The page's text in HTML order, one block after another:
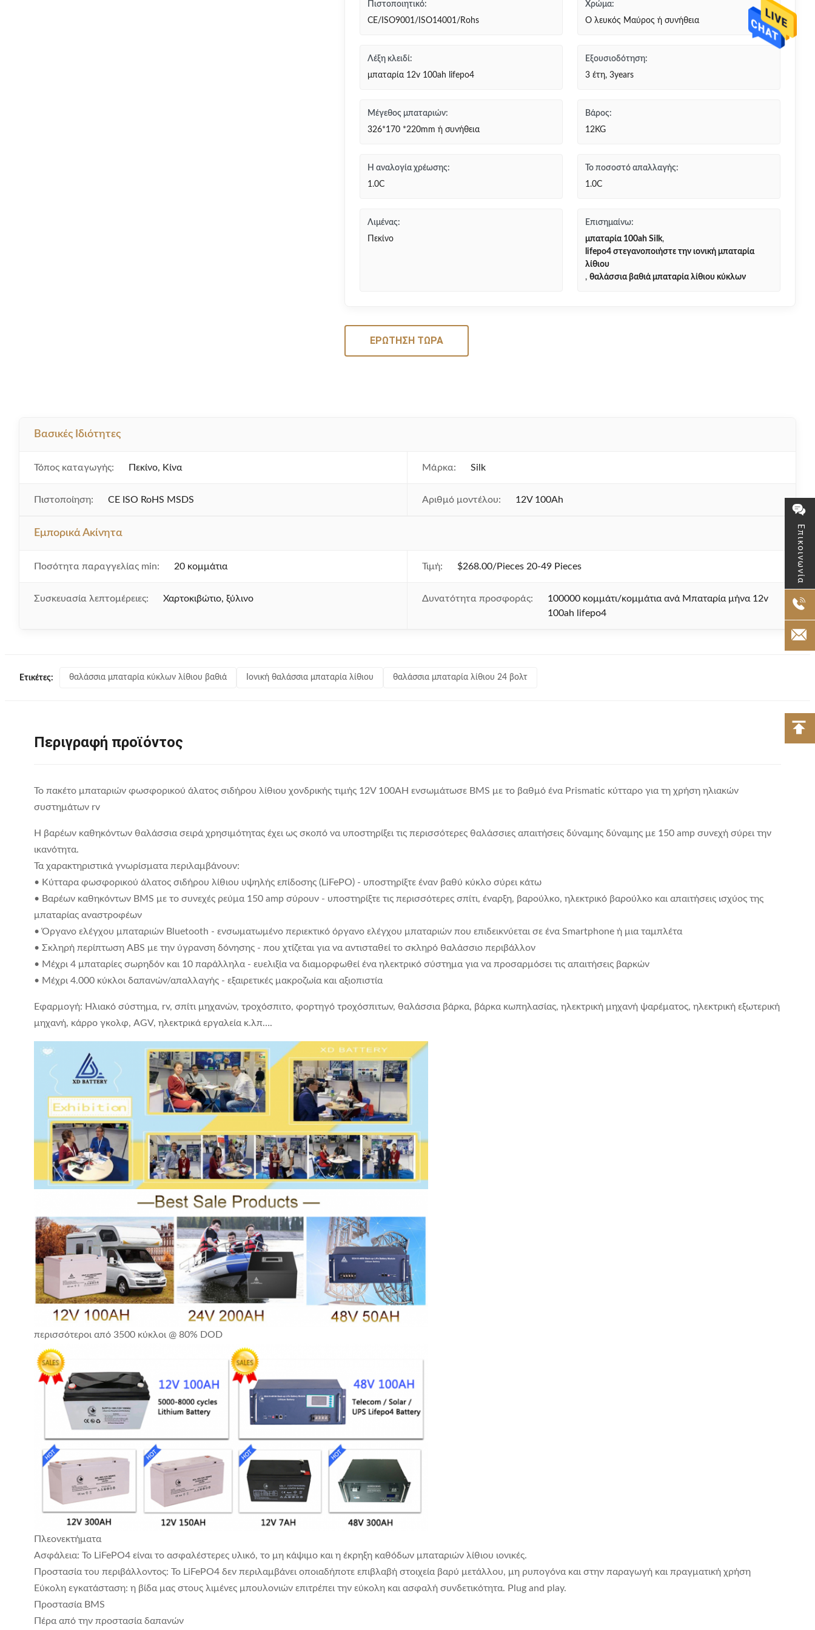
Επικοινωνία
Πιστοποιητικό:
CE/ISO9001/ISO14001/Rohs
Χρώμα:
Ο λευκός Μαύρος ή συνήθεια
Λέξη κλειδί:
μπαταρία 12v 100ah lifepo4
Εξουσιοδότηση:
3 έτη, 3years
Μέγεθος μπαταριών:
326*170 *220mm ή συνήθεια
Βάρος:
12KG
Η αναλογία χρέωσης:
1.0C
Το ποσοστό απαλλαγής:
1.0C
Λιμένας:
Πεκίνο
Επισημαίνω:
μπαταρία 100ah Silk,
lifepo4 στεγανοποιήστε την ιονική μπαταρία
λίθιου
, θαλάσσια βαθιά μπαταρία λίθιου κύκλων
ΕΡΏΤΗΣΗ ΤΏΡΑ
Βασικές Ιδιότητες
Τόπος καταγωγής: Πεκίνο, Κίνα Μάρκα: Silk
Πιστοποίηση: CE ISO RoHS MSDS Αριθμό μοντέλου: 12V 100Ah
Εμπορικά Ακίνητα
Ποσότητα παραγγελίας min: 20 κομμάτια Τιμή: $268.00/Pieces 20-49 Pieces
Συσκευασία λεπτομέρειες: Χαρτοκιβώτιο, ξύλινο Δυνατότητα προσφοράς:
100000 κομμάτι/κομμάτια ανά Μπαταρία μήνα 12v
100ah lifepo4
Ετικέτες: θαλάσσια μπαταρία κύκλων λίθιου βαθιά Ιονική θαλάσσια μπαταρία λίθιου θαλάσσια μπαταρία λίθιου 24 βολτ
Περιγραφή προϊόντος
Το πακέτο μπαταριών φωσφορικού άλατος σιδήρου λίθιου χονδρικής τιμής 12V 100AH ενσωμάτωσε BMS με το βαθμό ένα Prismatic κύτταρο για τη χρήση ηλιακών
συστημάτων rv
Η βαρέων καθηκόντων θαλάσσια σειρά χρησιμότητας έχει ως σκοπό να υποστηρίξει τις περισσότερες θαλάσσιες απαιτήσεις δύναμης δύναμης με 150 amp συνεχή σύρει την
ικανότητα.
Τα χαρακτηριστικά γνωρίσματα περιλαμβάνουν:
• Κύτταρα φωσφορικού άλατος σιδήρου λίθιου υψηλής επίδοσης (LiFePO) - υποστηρίξτε έναν βαθύ κύκλο σύρει κάτω
• Βαρέων καθηκόντων BMS με το συνεχές ρεύμα 150 amp σύρουν - υποστηρίξτε τις περισσότερες σπίτι, έναρξη, βαρούλκο, ηλεκτρικό βαρούλκο και απαιτήσεις ισχύος της
μπαταρίας αναστροφέων
• Όργανο ελέγχου μπαταριών Bluetooth - ενσωματωμένο περιεκτικό όργανο ελέγχου μπαταριών που επιδεικνύεται σε ένα Smartphone ή μια ταμπλέτα
• Σκληρή περίπτωση ABS με την ύγρανση δόνησης - που χτίζεται για να αντισταθεί το σκληρό θαλάσσιο περιβάλλον
• Μέχρι 4 μπαταρίες σωρηδόν και 10 παράλληλα - ευελιξία να διαμορφωθεί ένα ηλεκτρικό σύστημα για να προσαρμόσει τις απαιτήσεις βαρκών
• Μέχρι 4.000 κύκλοι δαπανών/απαλλαγής - εξαιρετικές μακροζωία και αξιοπιστία
Εφαρμογή: Ηλιακό σύστημα, rv, σπίτι μηχανών, τροχόσπιτο, φορτηγό τροχόσπιτων, θαλάσσια βάρκα, βάρκα κωπηλασίας, ηλεκτρική μηχανή ψαρέματος, ηλεκτρική εξωτερική
μηχανή, κάρρο γκολφ, AGV, ηλεκτρικά εργαλεία κ.λπ….
περισσότεροι από 3500 κύκλοι @ 80% DOD
Πλεονεκτήματα
Ασφάλεια: Το LiFePO4 είναι το ασφαλέστερες υλικό, το μη κάψιμο και η έκρηξη καθόδων μπαταριών λίθιου ιονικές.
Προστασία του περιβάλλοντος: Το LiFePO4 δεν περιλαμβάνει οποιαδήποτε επιβλαβή στοιχεία βαρύ μετάλλου, μη ρυπογόνα και στην παραγωγή και πραγματική χρήση
Εύκολη εγκατάσταση: η βίδα μας στους λιμένες μπουλονιών επιτρέπει την εύκολη και ασφαλή συνδετικότητα. Plug and play.
Προστασία BMS
Πέρα από την προστασία δαπανών